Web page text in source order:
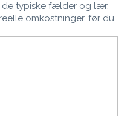
de typiske fælder og lær,
omkostninger, før du